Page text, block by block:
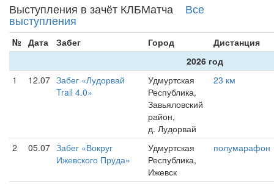
Выступления в зачёт КЛБМатча Все
выступления
№ Дата Забег Город
Дистанция
2026 год
1
12.07 Забег «Лудорвай
Trail 4.0»
Удмуртская
Республика,
Завьяловский
район,
д. Лудорвай
23 км
2 05.07 Забег «Вокруг
Ижевского Пруда»
Удмуртская
Республика,
Ижевск
полумарафон